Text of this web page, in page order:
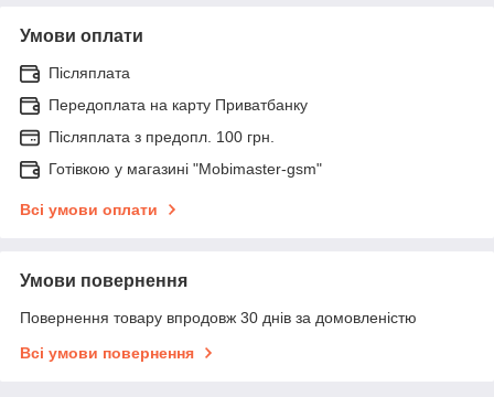
Умови оплати
Післяплата
Передоплата на карту Приватбанку
Післяплата з предопл. 100 грн.
Готівкою у магазині "Mobimaster-gsm"
Всі умови оплати
Умови повернення
Повернення товару впродовж 30 днів за домовленістю
Всі умови повернення